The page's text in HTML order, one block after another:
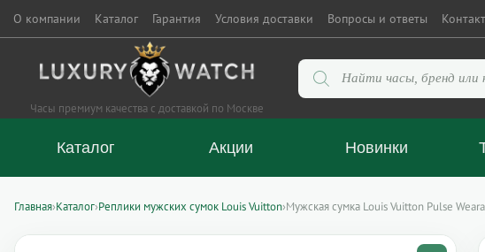
О компании Каталог Гарантия Условия доставки Вопросы и ответы
Часы премиум качества с доставкой по Москве
Поиск
товаров
Каталог Акции Новинки
Главная›Каталог›Реплики мужских сумок Louis Vuitton›Мужская сумка Louis Vuitton Pulse